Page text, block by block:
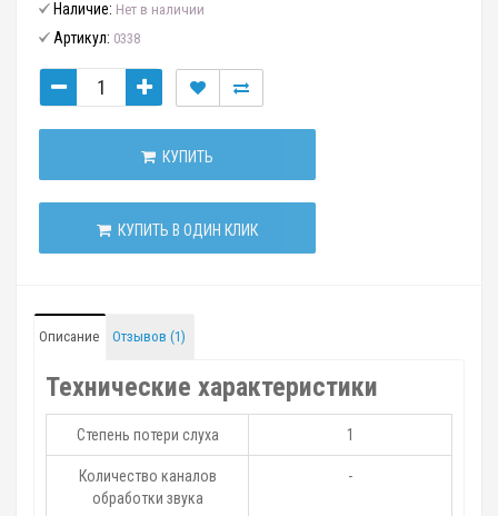
Наличие: Нет в наличии
Артикул: 0338
КУПИТЬ
КУПИТЬ В ОДИН КЛИК
Описание Отзывов (1)
Технические характеристики
Степень потери слуха 1
Количество каналов
обработки звука
-